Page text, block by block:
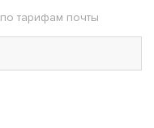
по тарифам почты